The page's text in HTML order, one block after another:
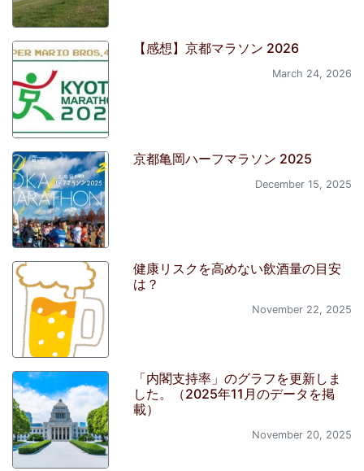
【感想】京都マラソン 2026
March 24, 2026
京都亀岡ハーフマラソン 2025
December 15, 2025
健康リスクを高めない飲酒量の目安
は？
November 22, 2025
「内閣支持率」のグラフを更新しま
した。（2025年11月のデータを掲
載）
November 20, 2025